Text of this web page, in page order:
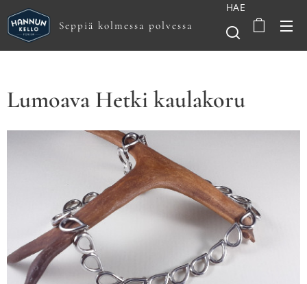
Seppiä kolmessa polvessa
HAE
Lumoava Hetki kaulakoru